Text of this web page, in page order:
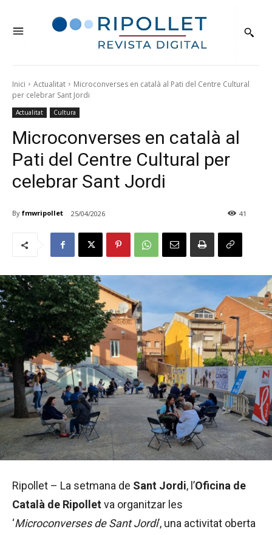
Inici Actualitat
Microconverses en català al Pati del Centre Cultural
per celebrar Sant Jordi
Actualitat Cultura
Microconverses en català al
Pati del Centre Cultural per
celebrar Sant Jordi
By fmwripollet 25/04/2026 41
Ripollet – La setmana de Sant Jordi, l’Oficina de
Català de Ripolletva organitzar les
‘Microconverses de Sant Jordi’, una activitat oberta